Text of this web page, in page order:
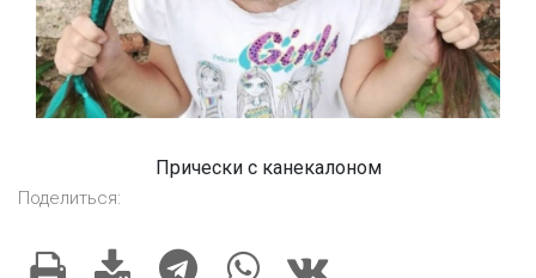
Прически с канекалоном
Поделиться: